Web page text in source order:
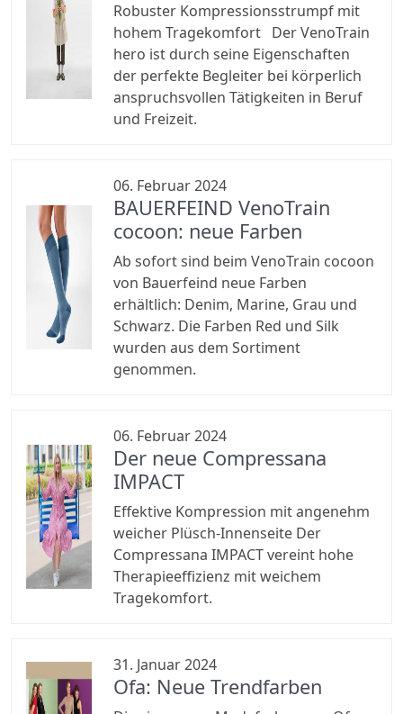
Robuster Kompressionsstrumpf mit
hohem Tragekomfort Der VenoTrain
hero ist durch seine Eigenschaften
der perfekte Begleiter bei körperlich
anspruchsvollen Tätigkeiten in Beruf
und Freizeit.
06. Februar 2024
BAUERFEIND VenoTrain
cocoon: neue Farben
Ab sofort sind beim VenoTrain cocoon
von Bauerfeind neue Farben
erhältlich: Denim, Marine, Grau und
Schwarz. Die Farben Red und Silk
wurden aus dem Sortiment
genommen.
06. Februar 2024
Der neue Compressana
IMPACT
Effektive Kompression mit angenehm
weicher Plüsch-Innenseite Der
Compressana IMPACT vereint hohe
Therapieeffizienz mit weichem
Tragekomfort.
31. Januar 2024
Ofa: Neue Trendfarben